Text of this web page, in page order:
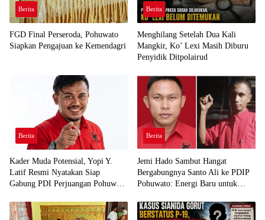
Berita
FGD Final Perseroda, Pohuwato
Siapkan Pengajuan ke Kemendagri
Berita
Menghilang Setelah Dua Kali
Mangkir, Ko’ Lexi Masih Diburu
Penyidik Ditpolairud
Berita
Kader Muda Potensial, Yopi Y.
Latif Resmi Nyatakan Siap
Gabung PDI Perjuangan Pohuwato
Berita
Jemi Hado Sambut Hangat
Bergabungnya Santo Ali ke PDIP
Pohuwato: Energi Baru untuk